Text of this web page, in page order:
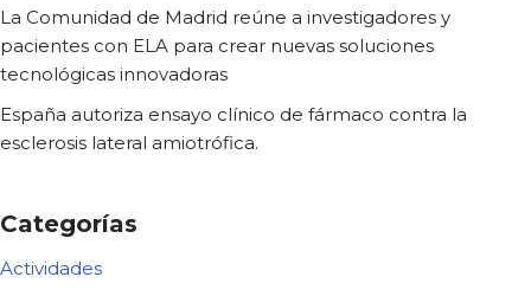
La Comunidad de Madrid reúne a investigadores y
pacientes con ELA para crear nuevas soluciones
tecnológicas innovadoras
España autoriza ensayo clínico de fármaco contra la
esclerosis lateral amiotrófica.
Categorías
Actividades